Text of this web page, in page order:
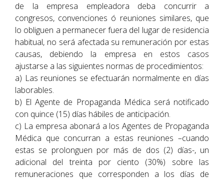
de la empresa empleadora deba concurrir a
congresos, convenciones ó reuniones similares, que
lo obliguen a permanecer fuera del lugar de residencia
habitual, no será afectada su remuneración por estas
causas, debiendo la empresa en estos casos
ajustarse a las siguientes normas de procedimientos:
a) Las reuniones se efectuarán normalmente en días
laborables.
b) El Agente de Propaganda Médica será notificado
con quince (15) días hábiles de anticipación.
c) La empresa abonará a los Agentes de Propaganda
Médica que concurran a estas reuniones –cuando
estas se prolonguen por más de dos (2) días-, un
adicional del treinta por ciento (30%) sobre las
remuneraciones que corresponden a los días de